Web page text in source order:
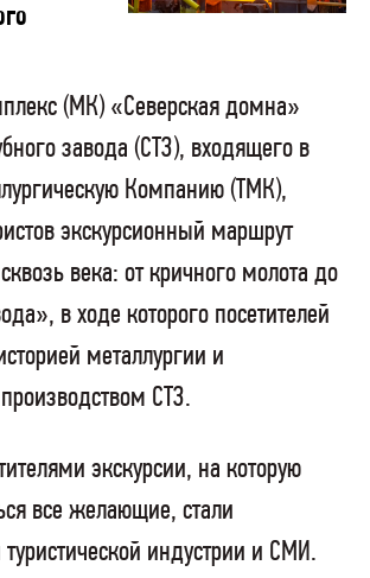
(МК) «Северская домна»
завода (СТЗ), входящего в
Компанию (ТМК),
экскурсионный маршрут
века: от кричного молота до
в ходе которого посетителей
металлургии и
СТЗ.
экскурсии, на которую
все желающие, стали
туристической индустрии и СМИ.